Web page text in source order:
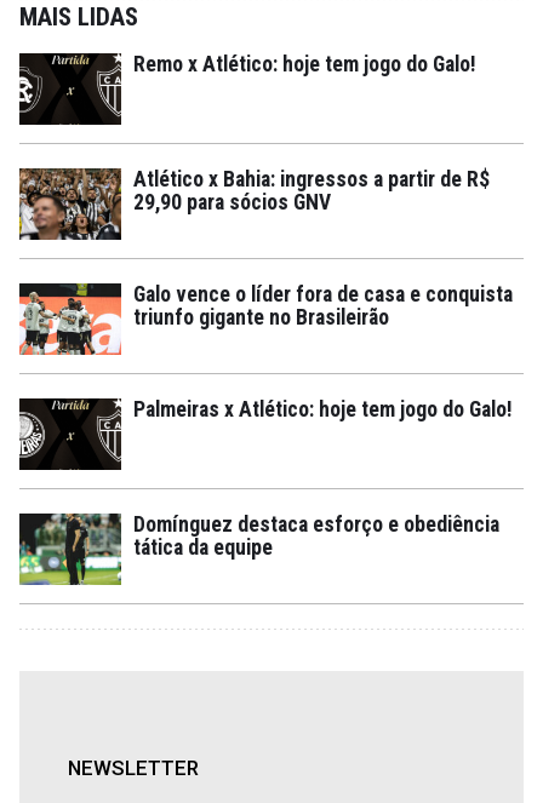
MAIS LIDAS
Remo x Atlético: hoje tem jogo do Galo!
Atlético x Bahia: ingressos a partir de R$
29,90 para sócios GNV
Galo vence o líder fora de casa e conquista
triunfo gigante no Brasileirão
Palmeiras x Atlético: hoje tem jogo do Galo!
Domínguez destaca esforço e obediência
tática da equipe
NEWSLETTER